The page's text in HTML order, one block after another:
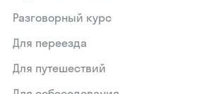
Разговорный курс
Для переезда
Для путешествий